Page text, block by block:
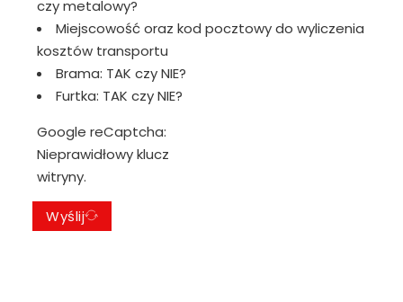
czy metalowy?
Miejscowość oraz kod pocztowy do wyliczenia
kosztów transportu
Brama: TAK czy NIE?
Furtka: TAK czy NIE?
Google reCaptcha:
Nieprawidłowy klucz
witryny.
Wyślij